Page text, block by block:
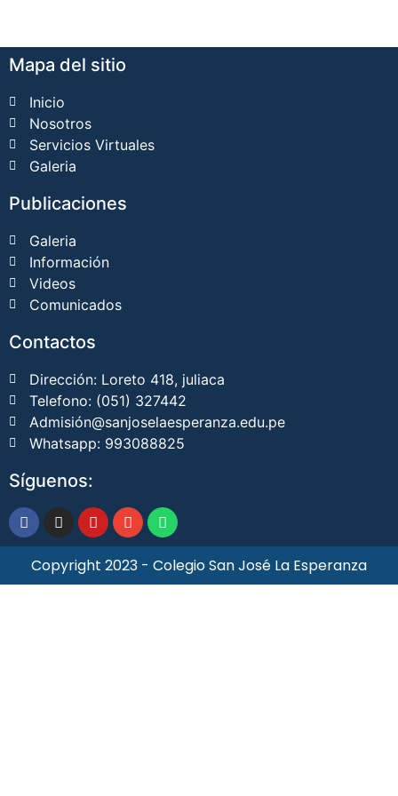
Mapa del sitio
Inicio
Nosotros
Servicios Virtuales
Galeria
Publicaciones
Galeria
Información
Videos
Comunicados
Contactos
Dirección: Loreto 418, juliaca
Telefono: (051) 327442
Admisión@sanjoselaesperanza.edu.pe
Whatsapp: 993088825
Síguenos:
Copyright 2023 - Colegio San José La Esperanza